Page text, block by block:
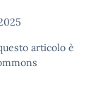
articolo è